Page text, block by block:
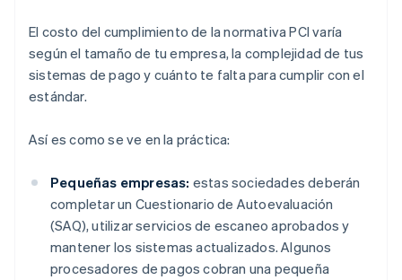
El costo del cumplimiento de la normativa PCI varía
según el tamaño de tu empresa, la complejidad de tus
sistemas de pago y cuánto te falta para cumplir con el
estándar.
Así es como se ve en la práctica:
Pequeñas empresas: estas sociedades deberán
completar un Cuestionario de Autoevaluación
(SAQ), utilizar servicios de escaneo aprobados y
mantener los sistemas actualizados. Algunos
procesadores de pagos cobran una pequeña